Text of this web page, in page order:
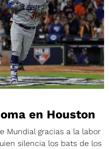
en Houston
Mundial gracias a la labor
silencia los bats de los